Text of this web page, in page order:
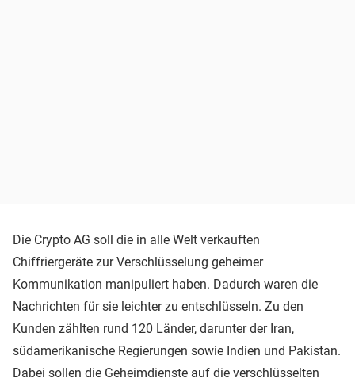
Die Crypto AG soll die in alle Welt verkauften
Chiffriergeräte zur Verschlüsselung geheimer
Kommunikation manipuliert haben. Dadurch waren die
Nachrichten für sie leichter zu entschlüsseln. Zu den
Kunden zählten rund 120 Länder, darunter der Iran,
südamerikanische Regierungen sowie Indien und Pakistan.
Dabei sollen die Geheimdienste auf die verschlüsselten